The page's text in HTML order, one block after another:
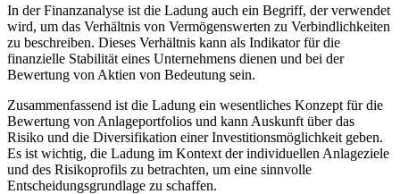
In der Finanzanalyse ist die Ladung auch ein Begriff, der verwendet
wird, um das Verhältnis von Vermögenswerten zu Verbindlichkeiten
zu beschreiben. Dieses Verhältnis kann als Indikator für die
finanzielle Stabilität eines Unternehmens dienen und bei der
Bewertung von Aktien von Bedeutung sein.
Zusammenfassend ist die Ladung ein wesentliches Konzept für die
Bewertung von Anlageportfolios und kann Auskunft über das
Risiko und die Diversifikation einer Investitionsmöglichkeit geben.
Es ist wichtig, die Ladung im Kontext der individuellen Anlageziele
und des Risikoprofils zu betrachten, um eine sinnvolle
Entscheidungsgrundlage zu schaffen.